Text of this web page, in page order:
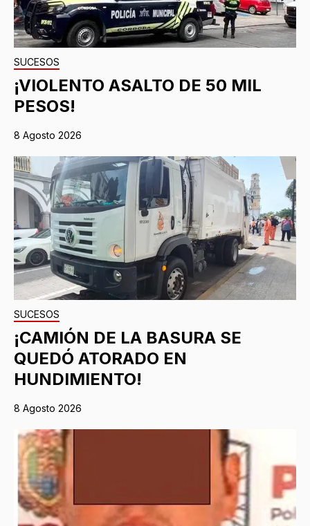
SUCESOS
¡VIOLENTO ASALTO DE 50 MIL
PESOS!
8 Agosto 2026
SUCESOS
¡CAMIÓN DE LA BASURA SE
QUEDÓ ATORADO EN
HUNDIMIENTO!
8 Agosto 2026